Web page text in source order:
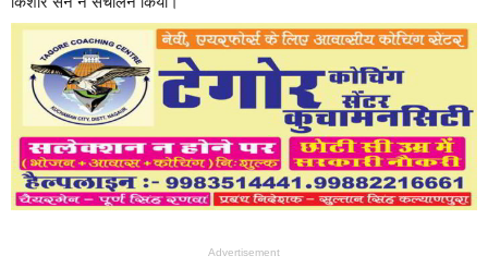
Advertisement